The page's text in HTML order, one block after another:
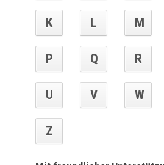
K L M
P Q R
U V W
Z